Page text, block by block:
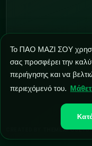
Το ΠΑΟ ΜΑΖΙ ΣΟΥ
σας προσφέρει την
περιήγησης και να
περιεχόμενό του.
THEMEXPOSE|